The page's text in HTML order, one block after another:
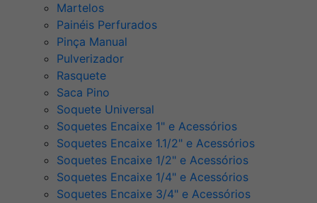
Martelos
Painéis Perfurados
Pinça Manual
Pulverizador
Rasquete
Saca Pino
Soquete Universal
Soquetes Encaixe 1" e Acessórios
Soquetes Encaixe 1.1/2" e Acessórios
Soquetes Encaixe 1/2" e Acessórios
Soquetes Encaixe 1/4" e Acessórios
Soquetes Encaixe 3/4" e Acessórios